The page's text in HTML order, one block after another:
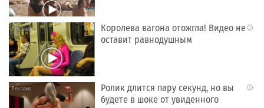
i
Королева вагона отожгла! Видео не
оставит равнодушным
i
Ролик длится пару секунд, но вы
будете в шоке от увиденного